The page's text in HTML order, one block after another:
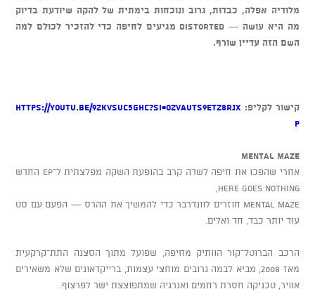
מלודיה אפלה, כבדות, גרוב ונוכחות בימתית של להקה שיודעת בדיוק
מה היא עושה — Distorted מגיעים לחיפה כדי להזכיר לכולם למה
השם הזה עדיין שורף.
קישור לקליפ: https://youtu.be/9ZKvSUC5GHc?si=ozvAutS9etZ8rJX
P
MENTAL MAZE
אחרי שהפכו את חיפה לשדה קרב בהופעת השקה מפלצתית ל־EP החדש
Here Goes Nothing,
Mental Maze חוזרים לוונדרבר כדי להמשיך את ההרס — הפעם עם סט
עוד יותר כבד, חד ואלים.
הרכב הברוטל־קור הוותיק מחיפה, שפועל מתוך הסצנה התת־קרקעית
מאז 2008, מביא לבמה גרובים מוחצי עצמות, ברייקדאונים שלא משאירים
אוויר, טכניקה חסרת רחמים ואנרגיה שמתפוצצת ישר לפרצוף.